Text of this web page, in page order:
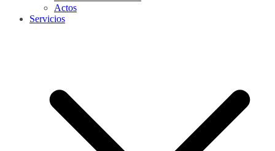
Actos
Servicios